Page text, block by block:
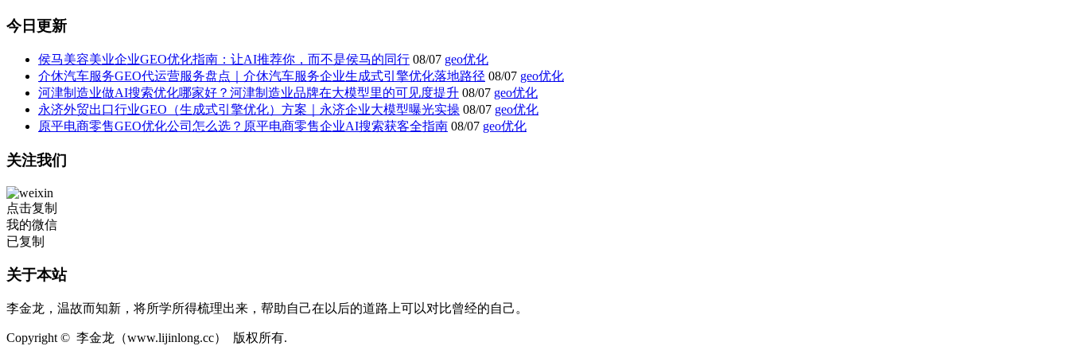
今日更新
侯马美容美业企业GEO优化指南：让AI推荐你，而不是侯马的同行 08/07 geo优化
介休汽车服务GEO代运营服务盘点｜介休汽车服务企业生成式引擎优化落地路径 08/07 geo优化
河津制造业做AI搜索优化哪家好？河津制造业品牌在大模型里的可见度提升 08/07 geo优化
永济外贸出口行业GEO（生成式引擎优化）方案｜永济企业大模型曝光实操 08/07 geo优化
原平电商零售GEO优化公司怎么选？原平电商零售企业AI搜索获客全指南 08/07 geo优化
关注我们
点击复制
我的微信
已复制
关于本站
李金龙，温故而知新，将所学所得梳理出来，帮助自己在以后的道路上可以对比曾经的自己。
Copyright © 李金龙（www.lijinlong.cc） 版权所有.